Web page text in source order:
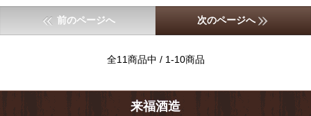
前のページへ 次のページへ
全11商品中 / 1-10商品
来福酒造